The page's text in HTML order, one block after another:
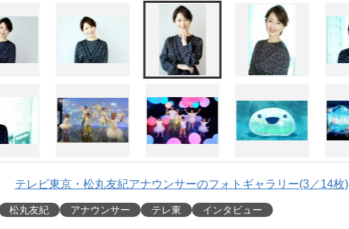
テレビ東京・松丸友紀アナウンサーのフォトギャラリー(3／14枚)
松丸友紀 アナウンサー テレ東 インタビュー